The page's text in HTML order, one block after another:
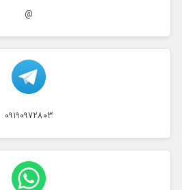
@
09190972803